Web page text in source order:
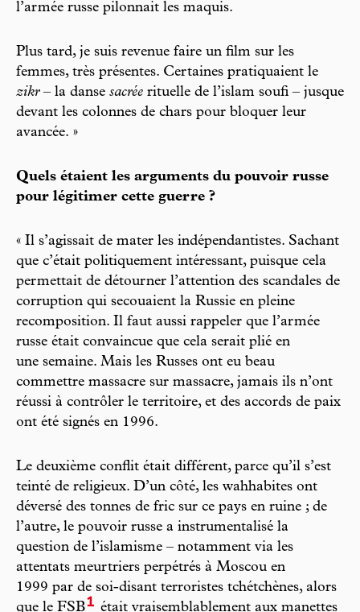
l’armée russe pilonnait les maquis.
Plus tard, je suis revenue faire un film sur les
femmes, très présentes. Certaines pratiquaient le
zikr– la danse sacrée rituelle de l’islam soufi – jusque
devant les colonnes de chars pour bloquer leur
avancée. »
Quels étaient les arguments du pouvoir russe
pour légitimer cette guerre ?
« Il s’agissait de mater les indépendantistes. Sachant
que c’était politiquement intéressant, puisque cela
permettait de détourner l’attention des scandales de
corruption qui secouaient la Russie en pleine
recomposition. Il faut aussi rappeler que l’armée
russe était convaincue que cela serait plié en
une semaine. Mais les Russes ont eu beau
commettre massacre sur massacre, jamais ils n’ont
réussi à contrôler le territoire, et des accords de paix
ont été signés en 1996.
Le deuxième conflit était différent, parce qu’il s’est
teinté de religieux. D’un côté, les wahhabites ont
déversé des tonnes de fric sur ce pays en ruine ; de
l’autre, le pouvoir russe a instrumentalisé la
question de l’islamisme – notamment via les
attentats meurtriers perpétrés à Moscou en
1999 par de soi-disant terroristes tchétchènes, alors
que le FSB1 était vraisemblablement aux manettes